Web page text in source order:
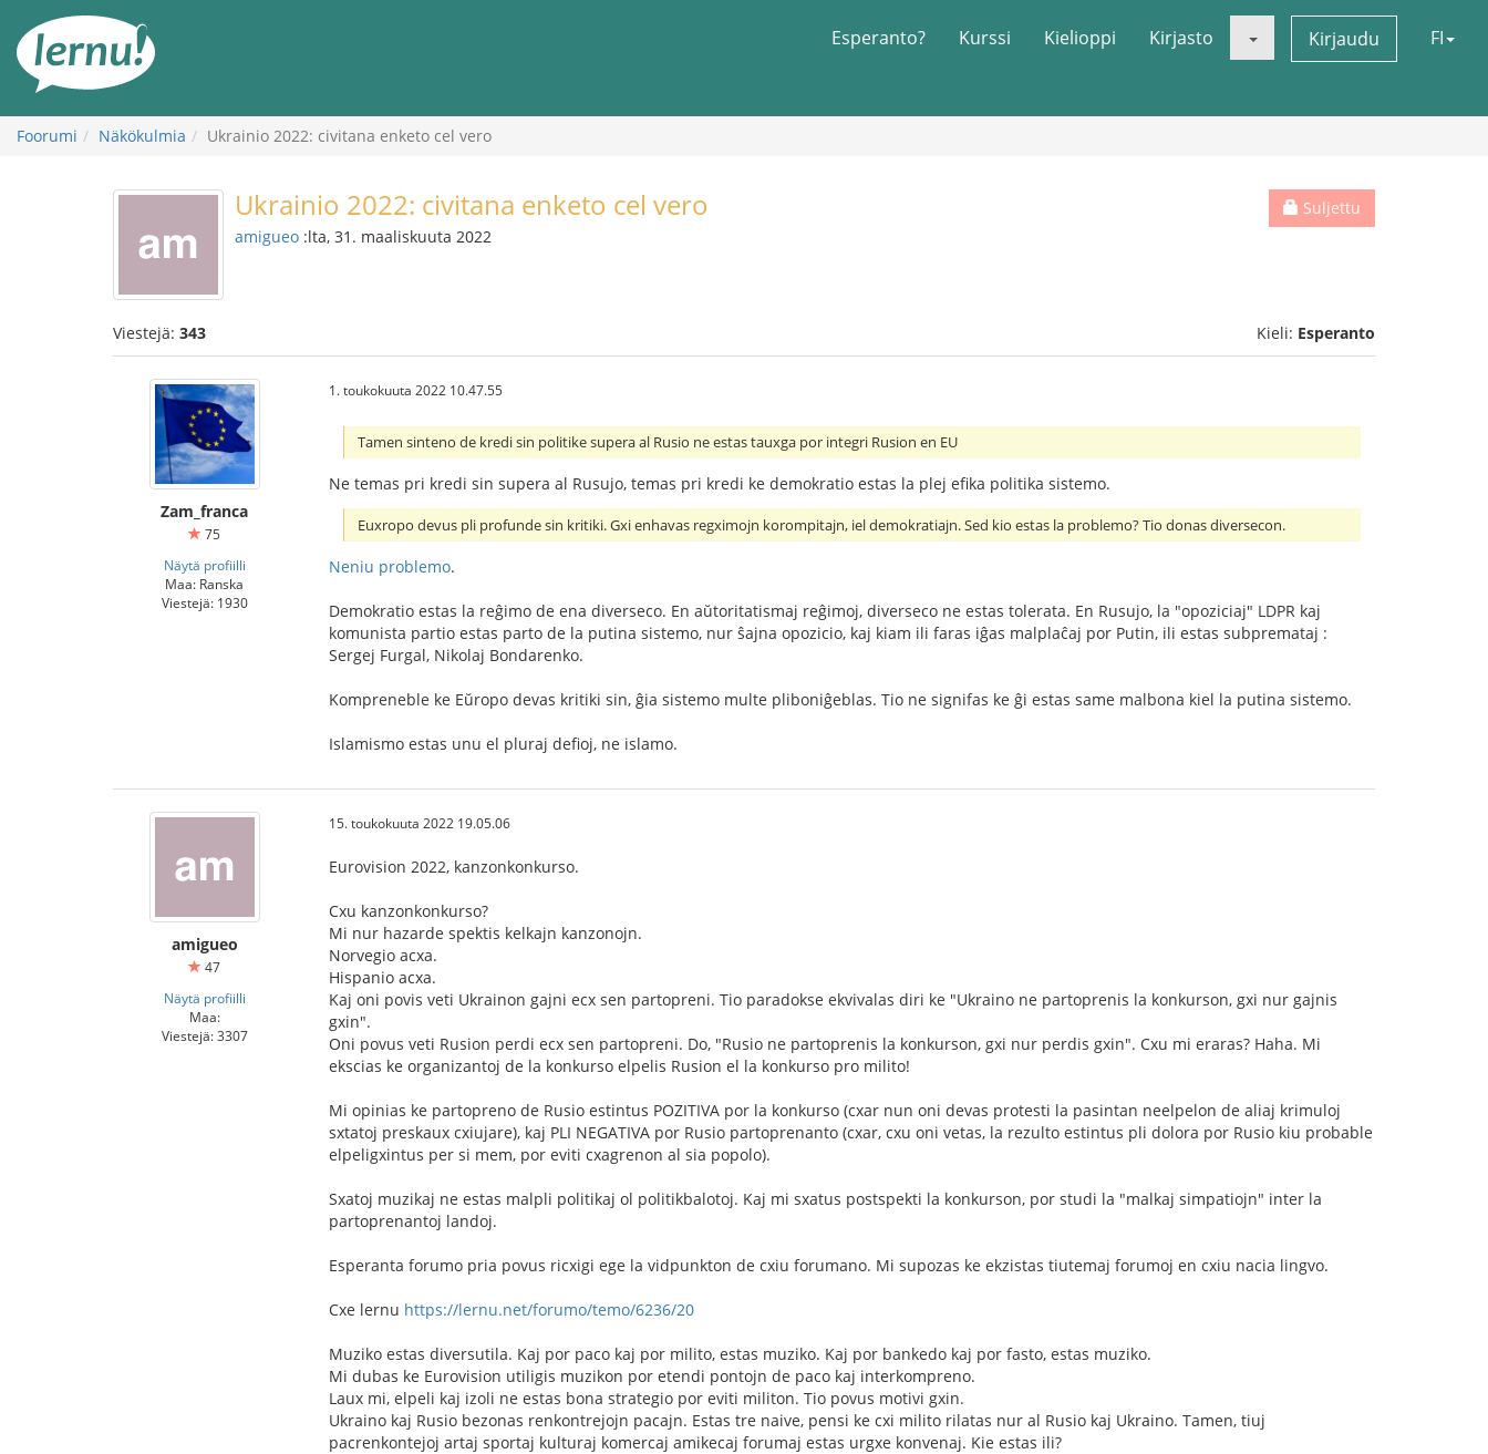
sisältöön
Esperanto? Kurssi Kielioppi Kirjasto Kirjaudu FI
Foorumi Näkökulmia Ukrainio 2022: civitana enketo cel vero
Suljettu
Ukrainio 2022: civitana enketo cel vero
amigueo :lta, 31. maaliskuuta 2022
Viestejä: 343 Kieli: Esperanto
Zam_franca
75
Näytä profiilli
Maa: Ranska
Viestejä: 1930
1. toukokuuta 2022 10.47.55
Tamen sinteno de kredi sin politike supera al Rusio ne estas tauxga por integri Rusion en EU
Ne temas pri kredi sin supera al Rusujo, temas pri kredi ke demokratio estas la plej efika politika sistemo.
Euxropo devus pli profunde sin kritiki. Gxi enhavas regximojn korompitajn, iel demokratiajn. Sed kio estas la problemo? Tio donas diversecon.
Neniu problemo.
Demokratio estas la reĝimo de ena diverseco. En aŭtoritatismaj reĝimoj, diverseco ne estas tolerata. En Rusujo, la "opoziciaj" LDPR kaj
komunista partio estas parto de la putina sistemo, nur ŝajna opozicio, kaj kiam ili faras iĝas malplaĉaj por Putin, ili estas subpremataj :
Sergej Furgal, Nikolaj Bondarenko.
Kompreneble ke Eŭropo devas kritiki sin, ĝia sistemo multe pliboniĝeblas. Tio ne signifas ke ĝi estas same malbona kiel la putina sistemo.
Islamismo estas unu el pluraj defioj, ne islamo.
amigueo
47
Näytä profiilli
Maa:
Viestejä: 3307
15. toukokuuta 2022 19.05.06
Eurovision 2022, kanzonkonkurso.
Cxu kanzonkonkurso?
Mi nur hazarde spektis kelkajn kanzonojn.
Norvegio acxa.
Hispanio acxa.
Kaj oni povis veti Ukrainon gajni ecx sen partopreni. Tio paradokse ekvivalas diri ke "Ukraino ne partoprenis la konkurson, gxi nur gajnis
gxin".
Oni povus veti Rusion perdi ecx sen partopreni. Do, "Rusio ne partoprenis la konkurson, gxi nur perdis gxin". Cxu mi eraras? Haha. Mi
ekscias ke organizantoj de la konkurso elpelis Rusion el la konkurso pro milito!
Mi opinias ke partopreno de Rusio estintus POZITIVA por la konkurso (cxar nun oni devas protesti la pasintan neelpelon de aliaj krimuloj
sxtatoj preskaux cxiujare), kaj PLI NEGATIVA por Rusio partoprenanto (cxar, cxu oni vetas, la rezulto estintus pli dolora por Rusio kiu probable
elpeligxintus per si mem, por eviti cxagrenon al sia popolo).
Sxatoj muzikaj ne estas malpli politikaj ol politikbalotoj. Kaj mi sxatus postspekti la konkurson, por studi la "malkaj simpatiojn" inter la
partoprenantoj landoj.
Esperanta forumo pria povus ricxigi ege la vidpunkton de cxiu forumano. Mi supozas ke ekzistas tiutemaj forumoj en cxiu nacia lingvo.
Cxe lernu https://lernu.net/forumo/temo/6236/20
Muziko estas diversutila. Kaj por paco kaj por milito, estas muziko. Kaj por bankedo kaj por fasto, estas muziko.
Mi dubas ke Eurovision utiligis muzikon por etendi pontojn de paco kaj interkompreno.
Laux mi, elpeli kaj izoli ne estas bona strategio por eviti militon. Tio povus motivi gxin.
Ukraino kaj Rusio bezonas renkontrejojn pacajn. Estas tre naive, pensi ke cxi milito rilatas nur al Rusio kaj Ukraino. Tamen, tiuj
pacrenkontejoj artaj sportaj kulturaj komercaj amikecaj forumaj estas urgxe konvenaj. Kie estas ili?